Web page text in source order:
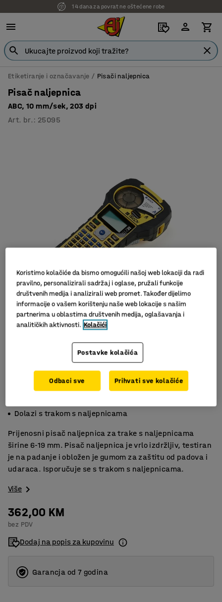
14 dana za povrat ne oštećene robe
7 godina garancije
Etiketiranje i označavanje Pisači naljepnica
Pisač naljepnica
ABC, 10 mm/sek, 203 dpi
Art. br. : 25095
Mogućnost podešavanja duljine naljepnice
Dolazi s trakom s naljepnicama
Prijenosni pisač naljepnica za trake s naljepnicama
širine 6-19 mm. Pisač naljepnica je vrlo izdržljiv, testiran
je na padanje i obložen je gumom za zaštitu od padova i
udaraca. Isporučuje se s trakom s naljepnicama.
Više
362,00 KM
bez PDV
Dodaj na popis za kupovinu
Garancja od 7 godina
Koristimo kolačiće da bismo omogućili našoj web lokaciji da radi
pravilno, personalizirali sadržaj i oglase, pružali funkcije
društvenih medija i analizirali web promet. Također dijelimo
informacije o vašem korištenju naše web lokacije s našim
partnerima u oblastima društvenih medija, oglašavanja i
analitičkih aktivnosti. Kolačići
Postavke kolačića
Odbaci sve Prihvati sve kolačiće